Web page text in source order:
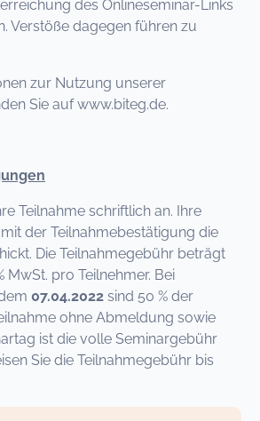
des Onlineseminar-Links
Verstöße dagegen führen zu
zur Nutzung unserer
Sie auf www.biteg.de.
Teilnahme schriftlich an. Ihre
der Teilnahmebestätigung die
Die Teilnahmegebühr beträgt
MwSt. pro Teilnehmer. Bei
07.04.2022 sind 50 % der
ohne Abmeldung sowie
ist die volle Seminargebühr
Sie die Teilnahmegebühr bis